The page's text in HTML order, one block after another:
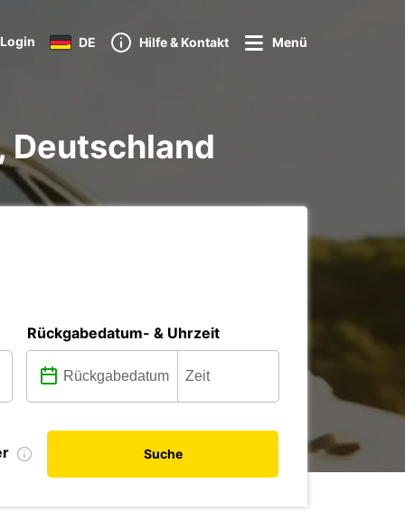
Login DE Hilfe & Kontakt Menü
Deutschland
Rückgabedatum- & Uhrzeit
Suche